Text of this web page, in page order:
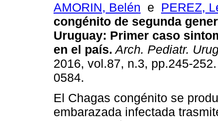
AMORIN, Belén e PEREZ,
congénito de segunda
Uruguay: Primer caso
en el país. Arch. Pediatr.
2016, vol.87, n.3, pp.245-
0584.
El Chagas congénito se
embarazada infectada